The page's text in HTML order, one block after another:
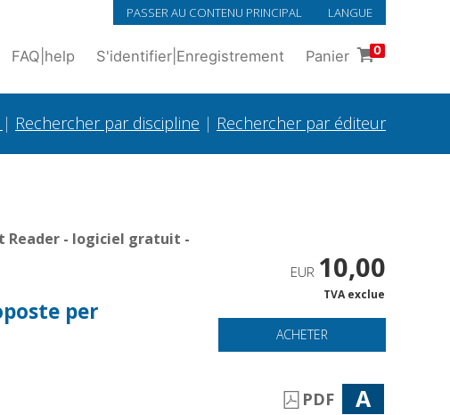
PASSER AU CONTENU PRINCIPAL LANGUE
FAQ help S'identifier Enregistrement Panier 0
| Rechercher par discipline | Rechercher par éditeur
Reader - logiciel gratuit -
per
EUR 10,00
TVA exclue
ACHETER
PDF A